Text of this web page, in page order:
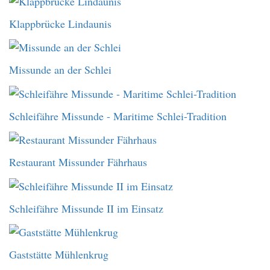
Klappbrücke Lindaunis
Missunde an der Schlei
Schleifähre Missunde - Maritime Schlei-Tradition
Restaurant Missunder Fährhaus
Schleifähre Missunde II im Einsatz
Gaststätte Mühlenkrug